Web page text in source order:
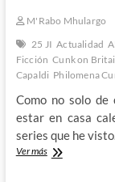
M'Rabo Mhulargo
25 JI Actualidad
Ficción Cunk on
Capaldi Philomena
Como no solo de
estar en casa
series que he
Ver másUnas